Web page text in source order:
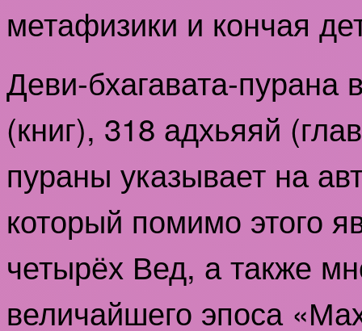
метафизики и кончая
Деви-бхагавата-пурана
(книг), 318 адхьяяй
пураны указывает на
который помимо этого
четырёх Вед, а также
величайшего эпоса